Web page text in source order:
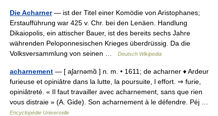
Die Acharner— ist der Titel einer Komödie von Aristophanes;
Erstaufführung war 425 v. Chr. bei den Lenäen. Handlung
Dikaiopolis, ein attischer Bauer, ist des bereits sechs Jahre
währenden Peloponnesischen Krieges überdrüssig. Da die
Volksversammlung von seinen …
Deutsch Wikipedia
acharnement — [ aʃarnəmɑ̃ ] n. m. • 1611; de acharner ♦ Ardeur
furieuse et opiniâtre dans la lutte, la poursuite, l effort. ⇒ furie,
opiniâtreté. « Il faut travailler avec acharnement, sans que rien
vous distraie » (A. Gide). Son acharnement à le défendre. Péj …
Encyclopédie Universelle